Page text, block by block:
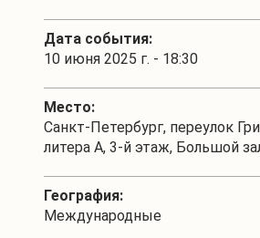
Дата события:
10 июня 2025 г. - 18:30
Место:
Санкт-Петербург, переулок
литера А, 3-й этаж, Большой
География:
Международные